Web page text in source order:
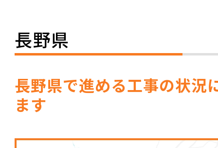
長野県
長野県で進める工事の状況
ます